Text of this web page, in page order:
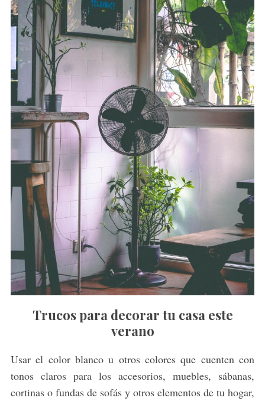
Trucos para decorar tu casa este
verano
Usar el color blanco u otros colores que cuenten con
tonos claros para los accesorios, muebles, sábanas,
cortinas o fundas de sofás y otros elementos de tu hogar,